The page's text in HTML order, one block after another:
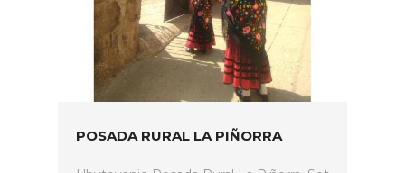
POSADA RURAL LA PIÑORRA